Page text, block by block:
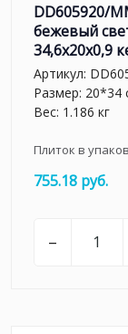
DD605920/
бежевый
34,6x20x0,9
Артикул:
Размер: 20*34
Вес: 1.186 кг
Плиток в
755.18 руб.
–